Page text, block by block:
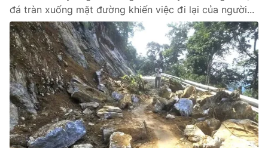
Khán giả
Giải sao mai
Âm nhạc
Sao
Du lịch
Làm đẹp
Chất lượng cuộc sống
Giáo dục
Tuyển sinh
Học trực tuyến
Công nghệ
Hitech Công nghệ tương lai
Sản phẩm
Thị trường
Giao lưu trực tuyến
Lịch phát sóng
đá tràn xuống mặt đường khiến việc đi lại của người...